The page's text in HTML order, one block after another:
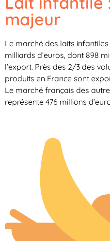
majeur
Le marché des laits infantiles
milliards d’euros, dont 898
l’export. Près des 2/3 des
produits en France sont
Le marché français des
représente 476 millions